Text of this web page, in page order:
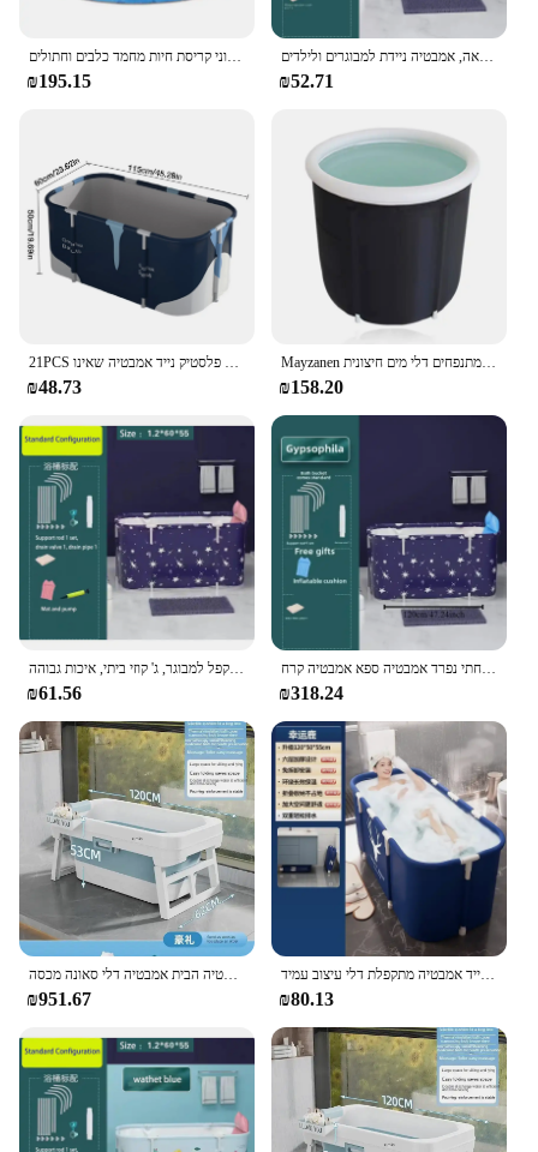
בריכת כלב מתקפל, נייד קשיח כלב בריכת שחיה, חדר רחצה חיצוני קריסת חיות מחמד כלבים וחתולים
₪195.15
כוכב רחצה מתנפח אמבטיה מתנפחים עבור השריית גוף מלאה, אמבטיה ניידת למבוגרים ולילדים
₪52.71
21PCS מבוגרים מתקפל אמבטיה עבה פלסטיק נייד אמבטיה שאינו iatable אמבטיה 2 גודל שריה משלוח עומד אביזרי אמבטיה
₪48.73
Mayzanen קרח אמבטיה נייד קריסה מוכה גדול מבוגר אמבטיה מתנפחים למבוגרים אמבטיה מתנפחים דלי מים חיצונית
₪158.20
₪61.56
אמבט מתקפל נייד, אמבטיה מתקפל, אמבטיה מתקפל, חדר אמבטיה משפחתי משפחתי נפרד אמבטיה ספא אמבטיה קרח
₪318.24
₪951.67
אמבטיה סוגר אלומיניום מקלחת גדולה חבית עבות אמבטיה נייד אמבטיה מתקפלת דלי עיצוב עמיד
₪80.13